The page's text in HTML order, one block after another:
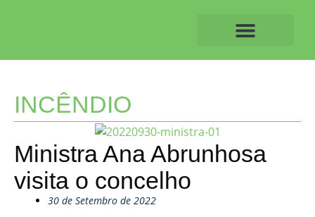
INCÊNDIO
Ministra Ana Abrunhosa
visita o concelho
30 de Setembro de 2022